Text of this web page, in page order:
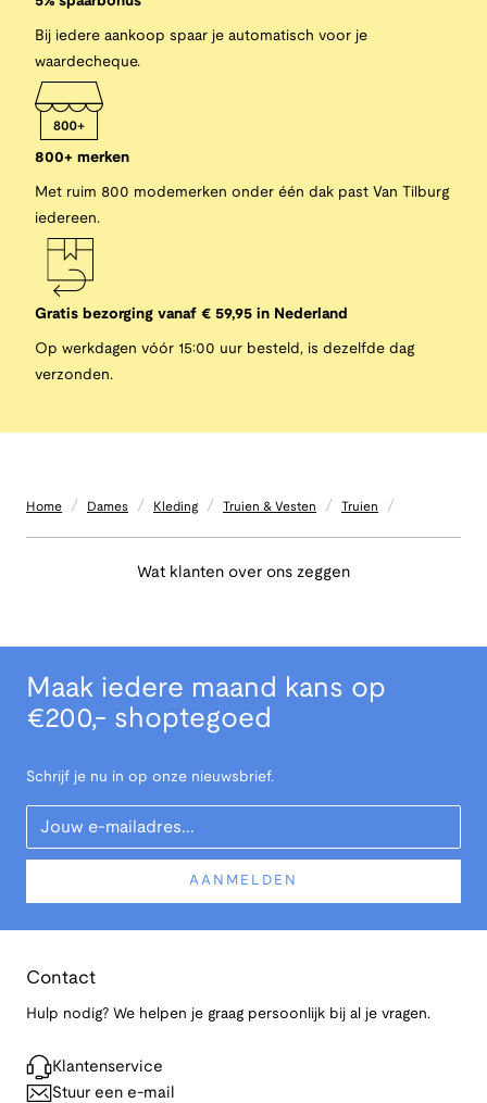
Bij iedere aankoop spaar je automatisch voor je
waardecheque.
800+ merken
Met ruim 800 modemerken onder één dak past Van Tilburg
iedereen.
Gratis bezorging vanaf € 59,95 in Nederland
Op werkdagen vóór 15:00 uur besteld, is dezelfde dag
verzonden.
Home / Dames / Kleding / Truien & Vesten / Truien /
Wat klanten over ons zeggen
Maak iedere maand kans op
€200,- shoptegoed
Schrijf je nu in op onze nieuwsbrief.
Your Email
AANMELDEN
Contact
Hulp nodig? We helpen je graag persoonlijk bij al je vragen.
Klantenservice
Stuur een e-mail